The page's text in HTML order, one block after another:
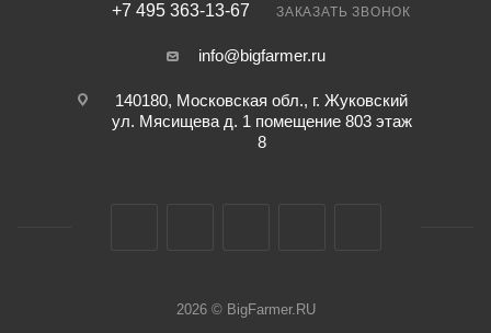
+7 495 363-13-67 ЗАКАЗАТЬ ЗВОНОК
info@bigfarmer.ru
140180, Московская обл., г. Жуковский
ул. Мясищева д. 1 помещение 803 этаж
8
2026 © BigFarmer.RU